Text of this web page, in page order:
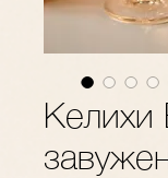
Келихи